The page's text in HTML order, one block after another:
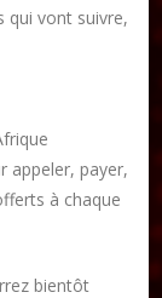
qui vont suivre,
appeler, payer,
à chaque
bientôt